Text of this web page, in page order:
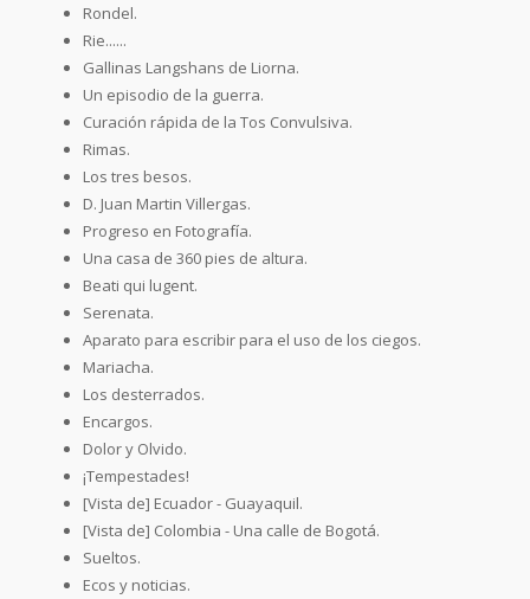
Rondel.
Rie......
Gallinas Langshans de Liorna.
Un episodio de la guerra.
Curación rápida de la Tos Convulsiva.
Rimas.
Los tres besos.
D. Juan Martin Villergas.
Progreso en Fotografía.
Una casa de 360 pies de altura.
Beati qui lugent.
Serenata.
Aparato para escribir para el uso de los ciegos.
Mariacha.
Los desterrados.
Encargos.
Dolor y Olvido.
¡Tempestades!
[Vista de] Ecuador - Guayaquil.
[Vista de] Colombia - Una calle de Bogotá.
Sueltos.
Ecos y noticias.